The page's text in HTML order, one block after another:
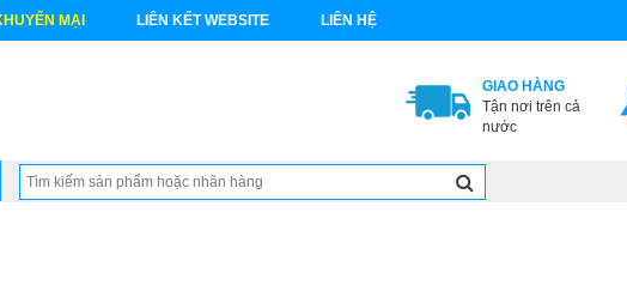
MẠI LIÊN KẾT WEBSITE LIÊN HỆ
GIAO HÀNG
Tận nơi trên cả
nước